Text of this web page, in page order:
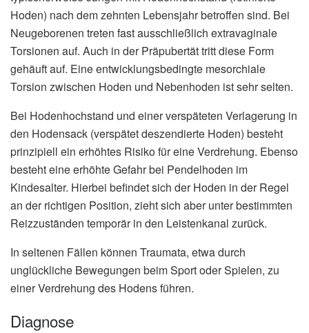
Hoden) nach dem zehnten Lebensjahr betroffen sind. Bei
Neugeborenen treten fast ausschließlich extravaginale
Torsionen auf. Auch in der Präpubertät tritt diese Form
gehäuft auf. Eine entwicklungsbedingte mesorchiale
Torsion zwischen Hoden und Nebenhoden ist sehr selten.
Bei Hodenhochstand und einer verspäteten Verlagerung in
den Hodensack (verspätet deszendierte Hoden) besteht
prinzipiell ein erhöhtes Risiko für eine Verdrehung. Ebenso
besteht eine erhöhte Gefahr bei Pendelhoden im
Kindesalter. Hierbei befindet sich der Hoden in der Regel
an der richtigen Position, zieht sich aber unter bestimmten
Reizzuständen temporär in den Leistenkanal zurück.
In seltenen Fällen können Traumata, etwa durch
unglückliche Bewegungen beim Sport oder Spielen, zu
einer Verdrehung des Hodens führen.
Diagnose